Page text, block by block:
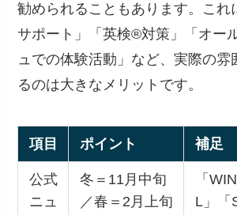
勧められることもあります。これ
サポート」「英検®対策」「オー
ュでの体験活動」など、実際の雰
るのは大きなメリットです。
項目 ポイント 補足
公式
ニュ
冬＝11月中旬
／春＝2月上旬
「
L」「